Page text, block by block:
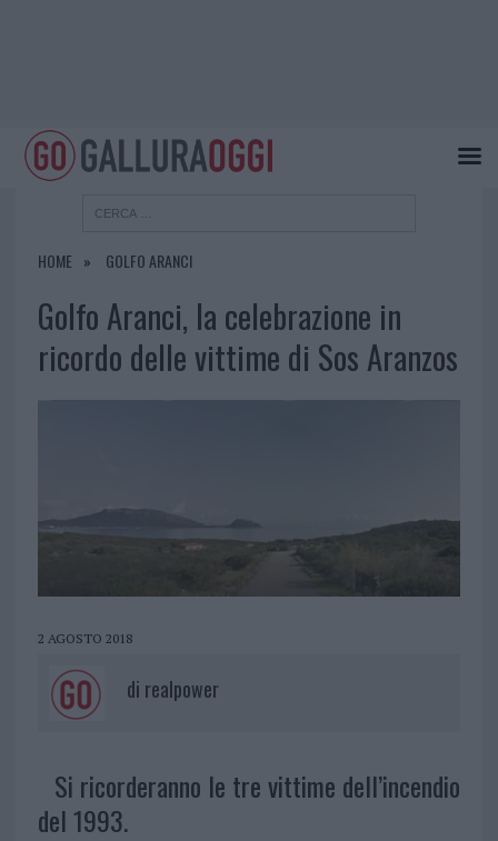
HOME GOLFO ARANCI
Golfo Aranci, la celebrazione in
ricordo delle vittime di Sos Aranzos
2 AGOSTO 2018
di realpower
Si ricorderanno le tre vittime dell’incendio
del 1993.